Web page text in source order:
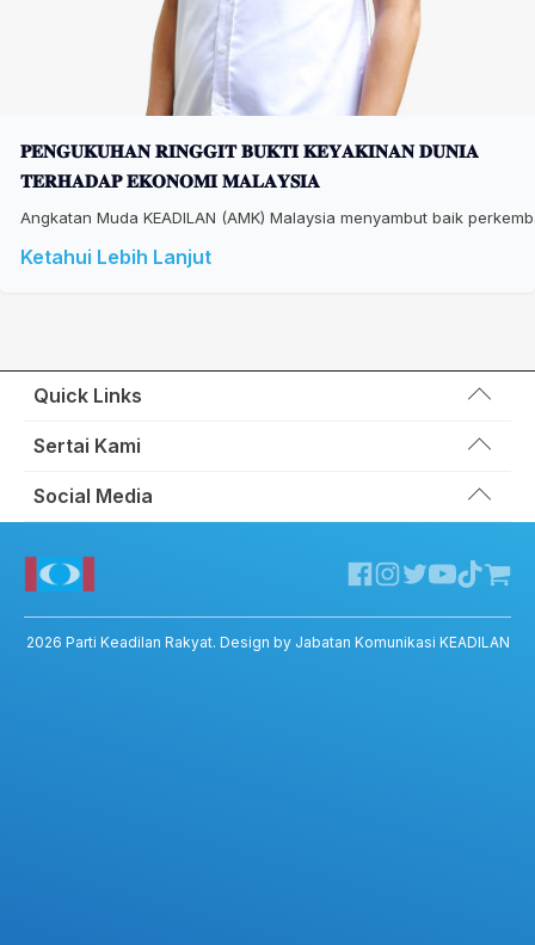
𝐏𝐄𝐍𝐆𝐔𝐊𝐔𝐇𝐀𝐍 𝐑𝐈𝐍𝐆𝐆𝐈𝐓 𝐁𝐔𝐊𝐓𝐈 𝐊𝐄𝐘𝐀𝐊𝐈𝐍𝐀𝐍 𝐃𝐔𝐍𝐈𝐀
𝐓𝐄𝐑𝐇𝐀𝐃𝐀𝐏 𝐄𝐊𝐎𝐍𝐎𝐌𝐈 𝐌𝐀𝐋𝐀𝐘𝐒𝐈𝐀
Angkatan Muda KEADILAN (AMK) Malaysia menyambut baik
Ketahui Lebih Lanjut
Quick Links
Wakil Rakyat
Hubungi Kami
Sumbangan
Sertai Kami
Portal Anggota KEADILAN
Social Media
Twitter KEADILAN
Channel Telegram KEADILAN
Kedai KEADILAN
ADIL – Privacy Policy
2026 Parti Keadilan Rakyat. Design by Jabatan Komunikasi KEADILAN